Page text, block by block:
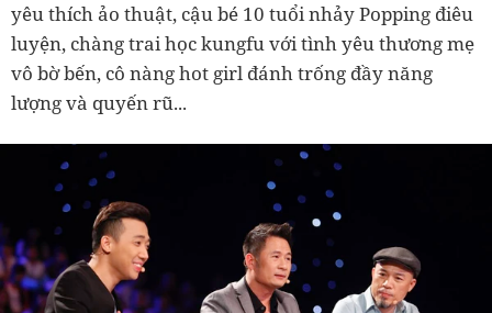
yêu thích ảo thuật, cậu bé 10 tuổi nhảy Popping điêu
luyện, chàng trai học kungfu với tình yêu thương mẹ
vô bờ bến, cô nàng hot girl đánh trống đầy năng
lượng và quyến rũ...